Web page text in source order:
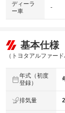
ディーラ
ー車
-
基本仕様
（トヨタアルファー
年式（初度
登録）
排気量